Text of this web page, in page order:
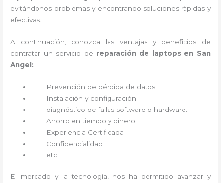
evitándonos problemas y encontrando soluciones rápidas y
efectivas.
A continuación, conozca las ventajas y beneficios de
contratar un servicio de reparación de laptops en San
Angel:
Prevención de pérdida de datos
Instalación y configuración
diagnóstico de fallas software o hardware
Ahorro en tiempo y dinero
Experiencia Certificada
Confidencialidad
etc
El mercado y la tecnología, nos ha permitido avanzar y